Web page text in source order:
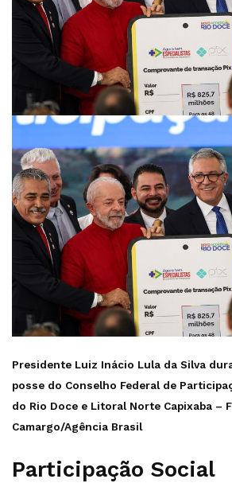
Presidente Luiz Inácio Lula da Silva
posse do Conselho Federal de
do Rio Doce e Litoral Norte Capixaba –
Camargo/Agência Brasil
Participação Social